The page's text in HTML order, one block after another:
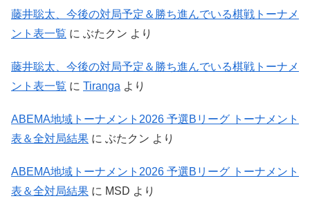
藤井聡太、今後の対局予定＆勝ち進んでいる棋戦トーナメ
ント表一覧 に ぶたクン より
藤井聡太、今後の対局予定＆勝ち進んでいる棋戦トーナメ
ント表一覧 に Tiranga より
ABEMA地域トーナメント2026 予選Bリーグ トーナメント
表＆全対局結果 に ぶたクン より
ABEMA地域トーナメント2026 予選Bリーグ トーナメント
表＆全対局結果 に MSD より